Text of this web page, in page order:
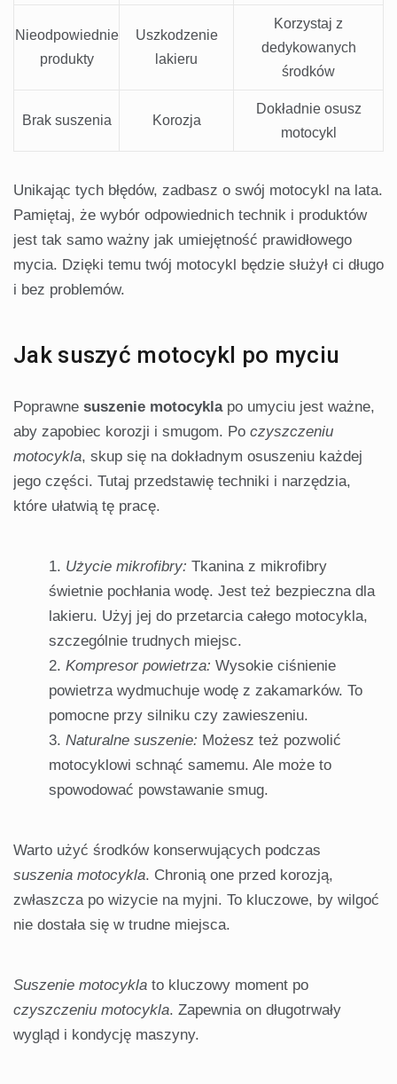
Nieodpowiednie
produkty
Uszkodzenie
lakieru
Korzystaj z
dedykowanych
środków
Brak suszenia Korozja
Dokładnie osusz
motocykl
Unikając tych błędów, zadbasz o swój motocykl na lata.
Pamiętaj, że wybór odpowiednich technik i produktów
jest tak samo ważny jak umiejętność prawidłowego
mycia. Dzięki temu twój motocykl będzie służył ci długo
i bez problemów.
Jak suszyć motocykl po myciu
Poprawne suszenie motocyklapo umyciu jest ważne,
aby zapobiec korozji i smugom. Po czyszczeniu
motocykla, skup się na dokładnym osuszeniu każdej
jego części. Tutaj przedstawię techniki i narzędzia,
które ułatwią tę pracę.
Użycie mikrofibry: Tkanina z mikrofibry
świetnie pochłania wodę. Jest też bezpieczna dla
lakieru. Użyj jej do przetarcia całego motocykla,
szczególnie trudnych miejsc.
Kompresor powietrza: Wysokie ciśnienie
powietrza wydmuchuje wodę z zakamarków. To
pomocne przy silniku czy zawieszeniu.
Naturalne suszenie: Możesz też pozwolić
motocyklowi schnąć samemu. Ale może to
spowodować powstawanie smug.
Warto użyć środków konserwujących podczas
suszenia motocykla. Chronią one przed korozją,
zwłaszcza po wizycie na myjni. To kluczowe, by wilgoć
nie dostała się w trudne miejsca.
Suszenie motocykla to kluczowy moment po
czyszczeniu motocykla. Zapewnia on długotrwały
wygląd i kondycję maszyny.